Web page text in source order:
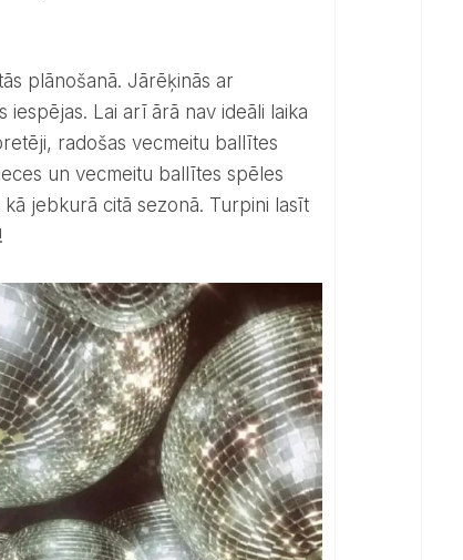
plānošanā. Jārēķinās ar
iespējas. Lai arī ārā nav ideāli laika
radošas vecmeitu ballītes
un vecmeitu ballītes spēles
jebkurā citā sezonā. Turpini lasīt